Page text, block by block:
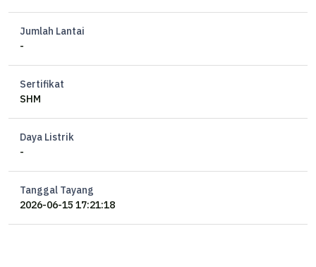
cc
Jumlah Lantai
-
Sertifikat
SHM
Daya Listrik
-
Tanggal Tayang
2026-06-15 17:21:18